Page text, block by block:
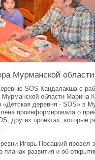
Мурманской области
SOS-Кандалакша с
Мурманской области Марина
деревня - SOS» в
проинформировала о
других проектах, которые
Игорь Посацкий провел
планах развития и об